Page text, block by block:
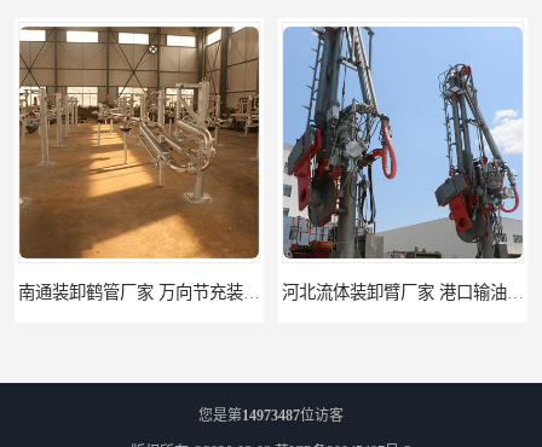
南通装卸鹤管厂家 万向节充装鹤管 深达装备 河北流体装卸臂厂家 港口输油臂 节能环保
您是第14973487位访客